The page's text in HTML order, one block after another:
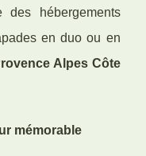
des hébergements
en duo ou en
Alpes Côte
mémorable